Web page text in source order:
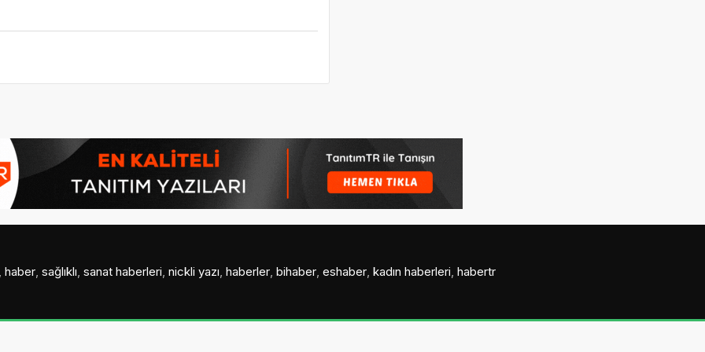
haber, sağlıklı, sanat haberleri, nickli yazı, haberler, bihaber, eshaber, kadın haberleri, habertr